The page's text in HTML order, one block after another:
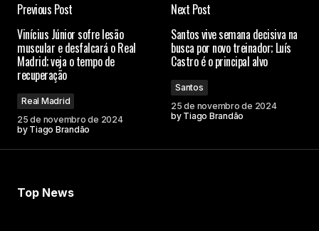
Campos obrigatórios são marcados com*
Comment
Previous Post
Vinícius Júnior sofre lesão
muscular e desfalcará o Real
Madrid; veja o tempo de
recuperação
Real Madrid
25 de novembro de 2024
by Tiago Brandão
Next Post
Santos vive semana decisiva na
busca por novo treinador; Luís
Castro é o principal alvo
Santos
25 de novembro de 2024
by Tiago Brandão
Top News